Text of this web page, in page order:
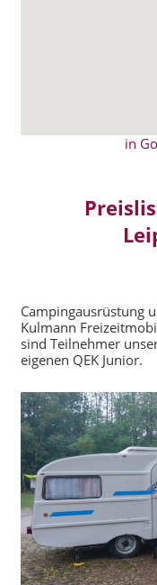
in
Campingausrüstung
Kulmann
sind Teilnehmer
eigenen QEK Junior.